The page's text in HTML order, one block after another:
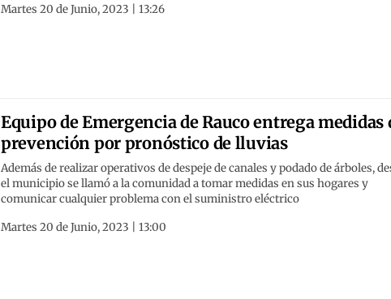
Martes 20 de Junio, 2023 | 13:26
Equipo de Emergencia de Rauco entrega medidas
prevención por pronóstico de lluvias
Además de realizar operativos de despeje de canales y podado de árboles,
el municipio se llamó a la comunidad a tomar medidas en sus hogares y
comunicar cualquier problema con el suministro eléctrico
Martes 20 de Junio, 2023 | 13:00